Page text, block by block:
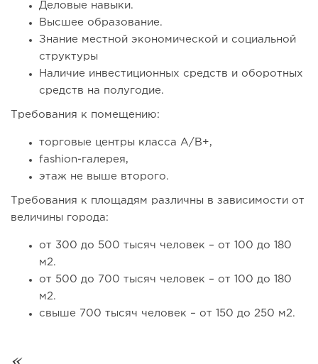
От стартапа за 30 тысяч рублей до бизнеса стоимостью
Деловые навыки.
Высшее образование.
Знание местной экономической и социальной
структуры
Наличие инвестиционных средств и оборотных
средств на полугодие.
Требования к помещению:
торговые центры класса А/В+,
fashion-галерея,
этаж не выше второго.
Требования к площадям различны в зависимости от
величины города:
от 300 до 500 тысяч человек – от 100 до 180
м2.
от 500 до 700 тысяч человек – от 100 до 180
м2.
свыше 700 тысяч человек – от 150 до 250 м2.